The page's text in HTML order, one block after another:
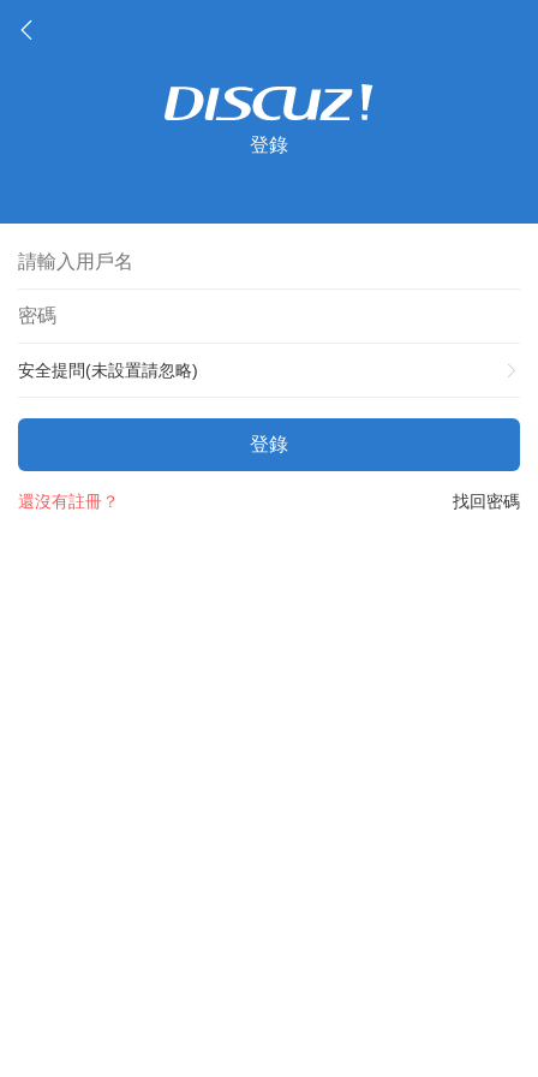
登錄
安全提問(未設置請忽略)
登錄
找回密碼
還沒有註冊？